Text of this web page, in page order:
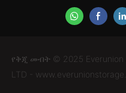
የቅጂ መብት © 2025
LTD -